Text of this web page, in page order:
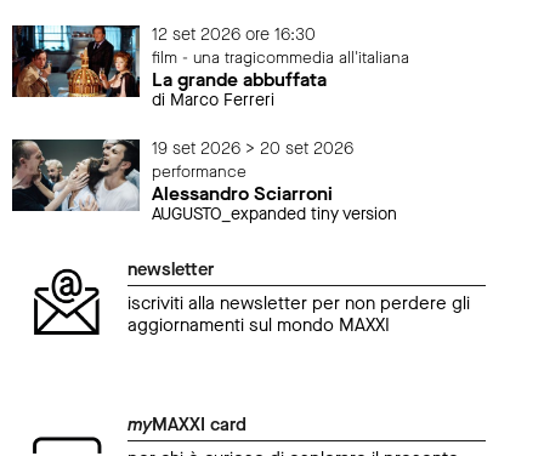
12 set 2026 ore 16:30
film - una tragicommedia all'italiana
La grande abbuffata
di Marco Ferreri
19 set 2026 > 20 set 2026
performance
Alessandro Sciarroni
AUGUSTO_expanded tiny version
newsletter
iscriviti alla newsletter per non perdere gli
aggiornamenti sul mondo MAXXI
myMAXXI card